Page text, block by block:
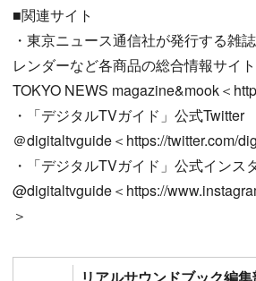
■関連サイト
・東京ニュース通信社が発行する雑
レンダーなど各商品の総合情報サイト
TOKYO NEWS magazine&mook＜
・「デジタルTVガイド」公式Twitter
＠digitaltvguide＜https://twitter.com/
・「デジタルTVガイド」公式インス
@digitaltvguide＜https://
＞